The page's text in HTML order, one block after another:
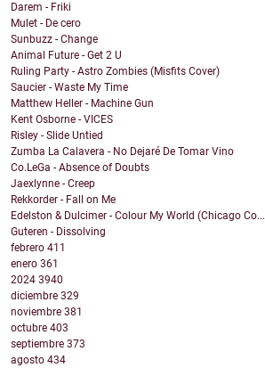
Darem - Friki
Mulet - De cero
Sunbuzz - Change
Animal Future - Get 2 U
Ruling Party - Astro Zombies (Misfits Cover)
Saucier - Waste My Time
Matthew Heller - Machine Gun
Kent Osborne - VICES
Risley - Slide Untied
Zumba La Calavera - No Dejaré De Tomar Vino
Co.LeGa - Absence of Doubts
Jaexlynne - Creep
Rekkorder - Fall on Me
Edelston & Dulcimer - Colour My World (Chicago Co...
Guteren - Dissolving
febrero 411
enero 361
2024 3940
diciembre 329
noviembre 381
octubre 403
septiembre 373
agosto 434